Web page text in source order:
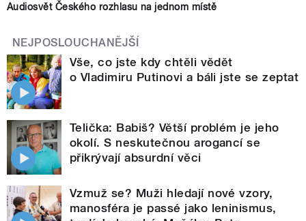
Audiosvět Českého rozhlasu na jednom místě
NEJPOSLOUCHANĚJŠÍ
Vše, co jste kdy chtěli vědět
o Vladimiru Putinovi a báli jste se zeptat
Telička: Babiš? Větší problém je jeho
okolí. S neskutečnou arogancí se
přikrývají absurdní věci
Vzmuž se? Muži hledají nové vzory,
manosféra je passé jako leninismus,